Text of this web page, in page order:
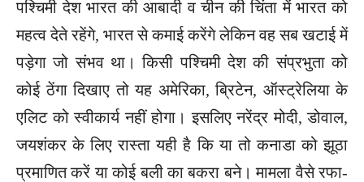
पश्चिमी देश भारत की आबादी व चीन की चिंता में भारत को
महत्व देते रहेंगे, भारत से कमाई करेंगे लेकिन वह सब खटाई में
पड़ेगा जो संभव था। किसी पश्चिमी देश की संप्रभुता को
कोई ठेंगा दिखाए तो यह अमेरिका, ब्रिटेन, ऑस्ट्रेलिया के
एलिट को स्वीकार्य नहीं होगा। इसलिए नरेंद्र मोदी, डोवाल,
जयशंकर के लिए रास्ता यही है कि या तो कनाडा को झूठा
प्रमाणित करें या कोई बली का बकरा बने। मामला वैसे रफा-